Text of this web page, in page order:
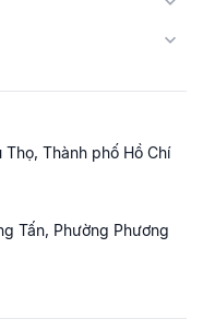
Thành phố Hồ Chí
Tấn, Phường Phương